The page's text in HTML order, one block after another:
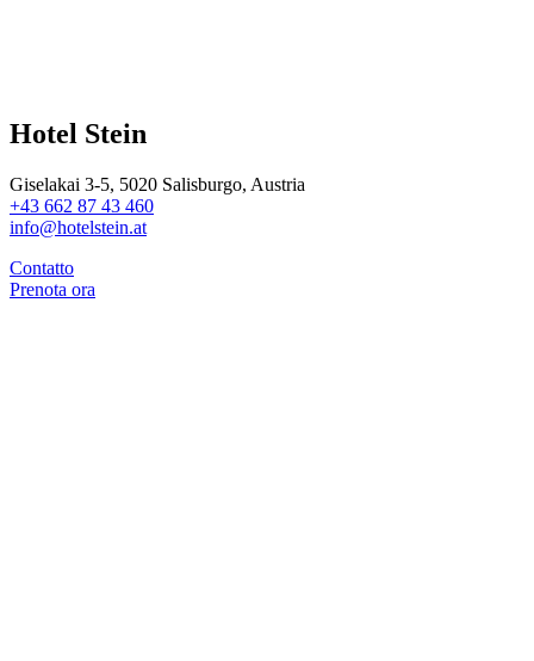
Hotel Stein
Giselakai 3-5, 5020 Salisburgo, Austria
+43 662 87 43 460
info@hotelstein.at
Contatto
Prenota ora